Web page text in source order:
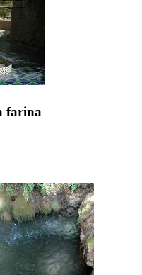
farina